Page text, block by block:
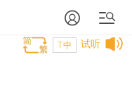
试听
T中